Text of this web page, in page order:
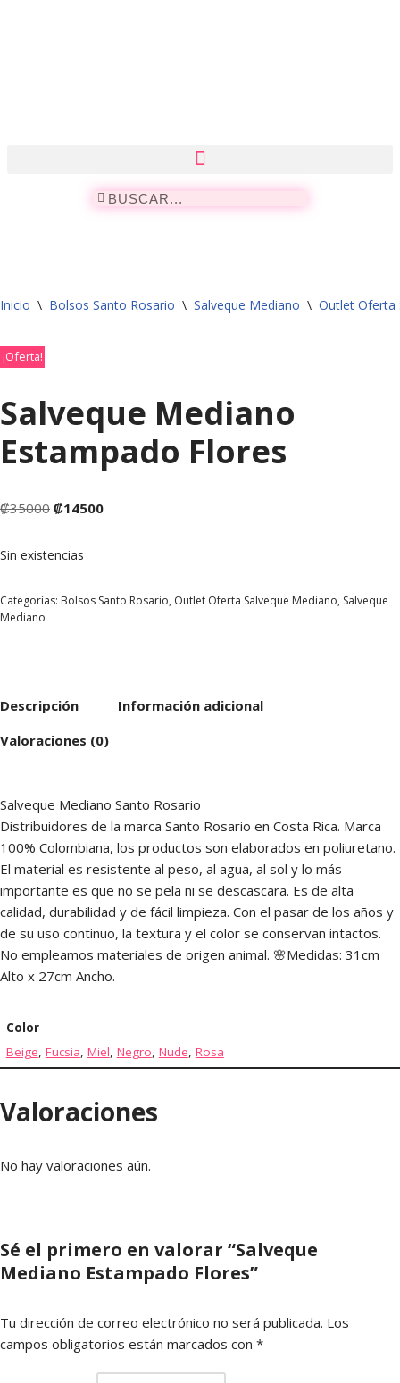
Inicio \ Bolsos Santo Rosario \ Salveque Mediano \ Outlet Oferta
¡Oferta!
Salveque Mediano
Estampado Flores
₡35000 ₡14500
Sin existencias
Categorías: Bolsos Santo Rosario, Outlet Oferta Salveque Mediano, Salveque
Mediano
Descripción
Información adicional
Valoraciones (0)
Salveque Mediano Santo Rosario
Distribuidores de la marca Santo Rosario en Costa Rica. Marca
100% Colombiana, los productos son elaborados en poliuretano.
El material es resistente al peso, al agua, al sol y lo más
importante es que no se pela ni se descascara. Es de alta
calidad, durabilidad y de fácil limpieza. Con el pasar de los años y
de su uso continuo, la textura y el color se conservan intactos.
No empleamos materiales de origen animal. 🌸Medidas: 31cm
Alto x 27cm Ancho.
Color
Beige, Fucsia, Miel, Negro, Nude, Rosa
Valoraciones
No hay valoraciones aún.
Sé el primero en valorar “Salveque
Mediano Estampado Flores”
Tu dirección de correo electrónico no será publicada. Los
campos obligatorios están marcados con *